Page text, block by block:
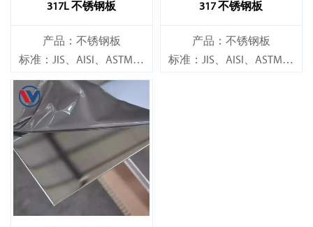
317L 不锈钢板
产品：不锈钢板
标准：JIS、AISI、ASTM、
GB、DIN、EN 等。
317 不锈钢板
产品：不锈钢板
标准：JIS、AISI、ASTM、